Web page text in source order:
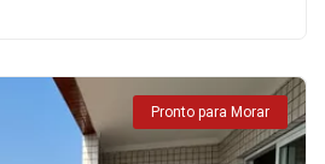
Pronto para Morar